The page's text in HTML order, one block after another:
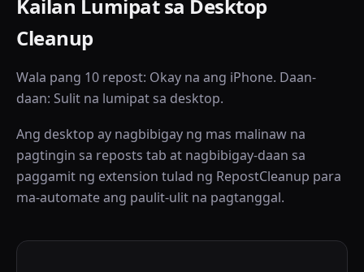
Kailan Lumipat sa Desktop
Cleanup
Wala pang 10 repost: Okay na ang iPhone. Daan-
daan: Sulit na lumipat sa desktop.
Ang desktop ay nagbibigay ng mas malinaw na
pagtingin sa reposts tab at nagbibigay-daan sa
paggamit ng extension tulad ng RepostCleanup para
ma-automate ang paulit-ulit na pagtanggal.